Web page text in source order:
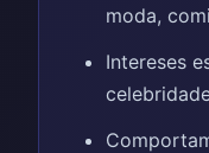
moda,
Intereses